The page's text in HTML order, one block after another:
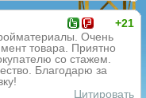
+21
Очень
товара. Приятно
со стажем.
Благодарю за
Цитировать